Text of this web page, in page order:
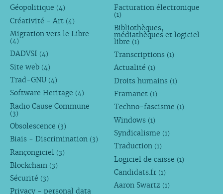
Géopolitique (4)
Créativité - Art (4)
Migration vers le Libre
(4)
DADVSI (4)
Site web (4)
Trad-GNU (4)
Software Heritage (4)
Radio Cause Commune
(3)
Obsolescence (3)
Biais - Discrimination (3)
Rançongiciel (3)
Blockchain (3)
Sécurité (3)
Privacy - personal data
Facturation électronique
(1)
Bibliothèques,
médiathèques et logiciel
libre (1)
Transcriptions (1)
Actualité (1)
Droits humains (1)
Framanet (1)
Techno-fascisme (1)
Windows (1)
Syndicalisme (1)
Traduction (1)
Logiciel de caisse (1)
Candidats.fr (1)
Aaron Swartz (1)